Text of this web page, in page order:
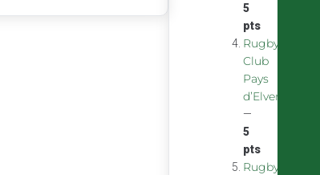
5
pts
Rugby
Club
Pays
d’Elven
—
5
pts
Rugby